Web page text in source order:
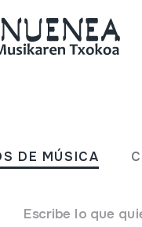
DE MÚSICA
Escribe lo que
che
edizione